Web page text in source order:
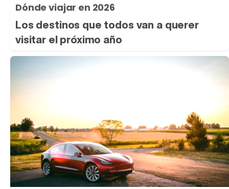
Dónde viajar en 2026
Los destinos que todos van a querer
visitar el próximo año